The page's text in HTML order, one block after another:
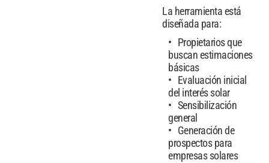
La herramienta está
diseñada para:
Propietarios que
buscan estimaciones
básicas
Evaluación inicial
del interés solar
Sensibilización
general
Generación de
prospectos para
empresas solares